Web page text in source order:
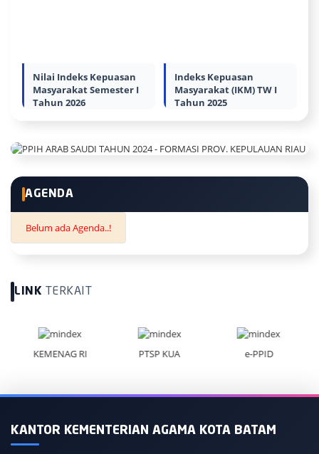
Nilai Indeks Kepuasan
Masyarakat Semester I
Tahun 2026
Indeks Kepuasan
Masyarakat (IKM) TW I
Tahun 2025
AGENDA
Belum ada Agenda..!
LINK TERKAIT
KEMENAG RI PTSP KUA e-PPID
KANTOR KEMENTERIAN AGAMA KOTA BATAM